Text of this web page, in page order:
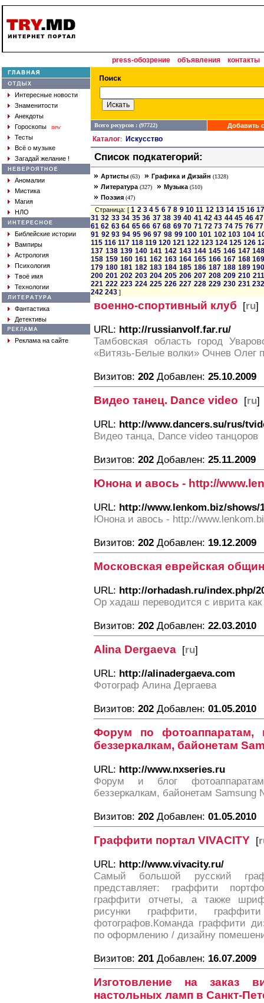
press-обозрение объявления контакты
Интересные новости
Знаменитости
Анекдоты
Гороскопы
new
Тесты
Всё о музыке
Загадай желание !
Аномалии
Мистика
Магия
НЛО
Библейские истории
Вампиры
Астрология
Психология
Твоё имя
Технологии
Фантастика
Детективы
Реклама на сайте
Всего ресурсов : (97722) Добавить
Каталог: Искусство
Список подкатегорий:
» Артисты (63) » Графика и Дизайн (1328)
» Литература (327) » Музыка (510)
» Поэзия (47)
Страница: [1 2 3 4 5 6 7 8 9 10 11 12 13 14 15 16
31 32 33 34 35 36 37 38 39 40 41 42 43 44 45 46 47
61 62 63 64 65 66 67 68 69 70 71 72 73 74 75 76 77
91 92 93 94 95 96 97 98 99 100 101 102 103 104
115 116 117 118 119 120 121 122 123 124 125 126
137 138 139 140 141 142 143 144 145 146 147
158 159 160 161 162 163 164 165 166 167 168
179 180 181 182 183 184 185 186 187 188 189
200 201 202 203 204 205 206 207 208 209 210 211
221 222 223 224 225 226 227 228 229 230 231
242 243 ]
военно-спортивный клуб [ru]
URL: http://russianvolf.far.ru/
Тамбовская область город
«Витязь-Белые волки» Очнев Олег
Визитов: 202 Добавлен: 25.10.2009
Видео танец. Dance video [ru]
URL: http://www.dancers.su/rus/
Видео танца, Dance video танцоров
Визитов: 202 Добавлен: 25.11.2009
Юнона и авось - http://
URL: http://www.lenkom.biz/shows/
Юнона и авось - http://
Визитов: 202 Добавлен: 19.12.2009
Московская еврейская
URL: http://orhadash.ru/index.php/
Ор хадаш переводится с иврита
Визитов: 202 Добавлен: 22.03.2010
Alina Dergaeva [ru]
URL: http://alinadergaeva.com
Фотограф Алина Дергаева
Визитов: 202 Добавлен: 01.05.2010
Форум по фотоаппаратам,
беззеркалкам, байонетам
URL: http://www.nxseries.ru
Форум и блог
беззеркалкам, байонетам Samsung
Визитов: 202 Добавлен: 01.05.2010
Граффити портал VIVACITY [
URL: http://www.vivacity.ru/
Самый большой русский
представляет: граффити
граффити отчеты, а также
рисунки граффити,
фотографов.Команда граффити
по оформлению / дизайну
Визитов: 201 Добавлен: 16.07.2009
Изготовление на заказ
настольных ламп в Санкт-